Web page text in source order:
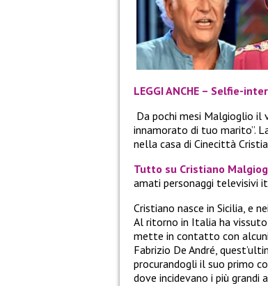
LEGGI ANCHE – Selfie-
Da pochi mesi Malgioglio
innamorato di tuo marito”.
nella casa di Cinecittà
Tutto su Cristiano
amati personaggi televisivi
Cristiano nasce in Sicilia, e
Al ritorno in Italia ha
mette in contatto con
Fabrizio De André,
procurandogli il suo primo
dove incidevano i più grandi